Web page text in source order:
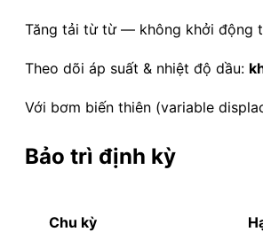
Tăng tải từ từ — không khởi động
Theo dõi áp suất & nhiệt độ dầu:
Với bơm biến thiên (variable
Bảo trì định kỳ
Chu kỳ